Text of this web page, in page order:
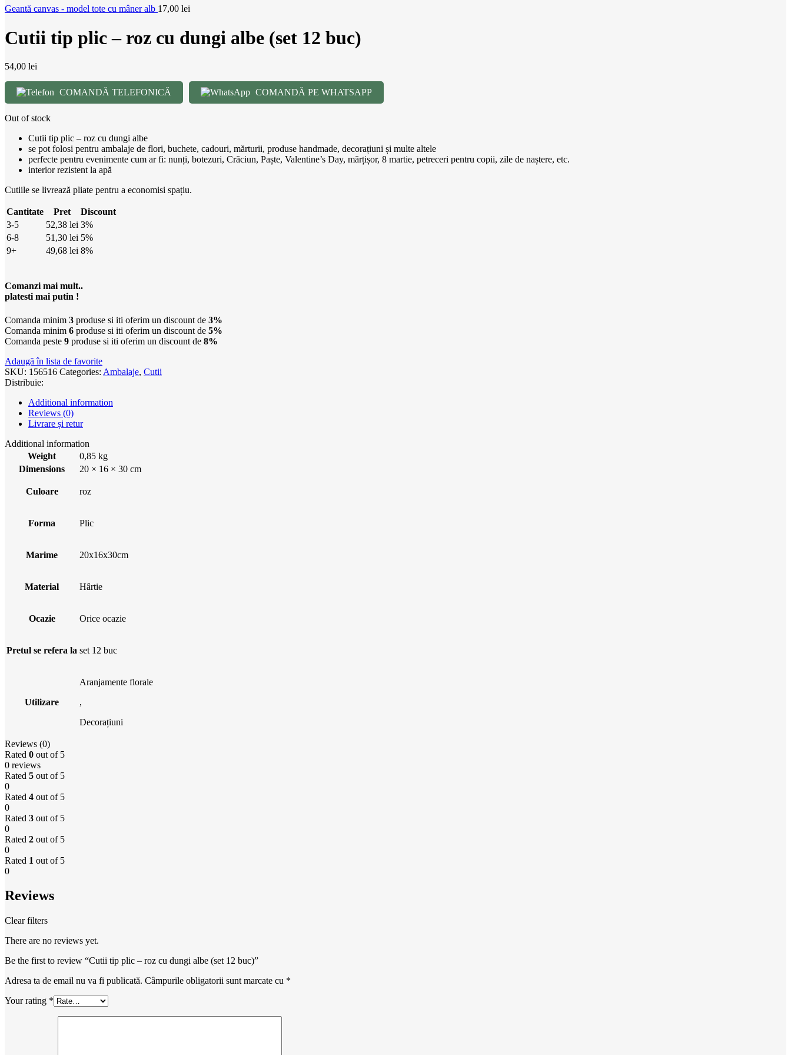
Geantă canvas - model tote cu mâner alb 17,00 lei
Cutii tip plic – roz cu dungi albe (set 12 buc)
54,00 lei
COMANDĂ TELEFONICĂ COMANDĂ PE WHATSAPP
Out of stock
Cutii tip plic – roz cu dungi albe
se pot folosi pentru ambalaje de flori, buchete, cadouri, mărturii, produse handmade, decorațiuni și multe altele
perfecte pentru evenimente cum ar fi: nunți, botezuri, Crăciun, Paște, Valentine’s Day, mărțișor, 8 martie, petreceri pentru copii, zile de naștere, etc.
interior rezistent la apă
Cutiile se livrează pliate pentru a economisi spațiu.
Cantitate Pret
Discount
3-5
52,38 lei 3%
6-8
51,30 lei 5%
9+
49,68 lei 8%
Comanzi mai mult..
platesti mai putin !
Comanda minim 3 produse si iti oferim un discount de 3%
Comanda minim 6 produse si iti oferim un discount de 5%
Comanda peste 9 produse si iti oferim un discount de 8%
Adaugă în lista de favorite
SKU: 156516 Categories: Ambalaje, Cutii
Distribuie:
Additional information
Reviews (0)
Livrare și retur
Additional information
Weight
0,85 kg
Dimensions
20 × 16 × 30 cm
Culoare roz
Forma Plic
Marime 20x16x30cm
Material Hârtie
Ocazie Orice ocazie
Pretul se refera la set 12 buc
Utilizare
Aranjamente florale
,
Decorațiuni
Reviews (0)
Rated 0 out of 5
0 reviews
Rated 5 out of 5
0
Rated 4 out of 5
0
Rated 3 out of 5
0
Rated 2 out of 5
0
Rated 1 out of 5
0
Reviews
Clear filters
There are no reviews yet.
Be the first to review “Cutii tip plic – roz cu dungi albe (set 12 buc)”
Adresa ta de email nu va fi publicată. Câmpurile obligatorii sunt marcate cu *
Your rating *